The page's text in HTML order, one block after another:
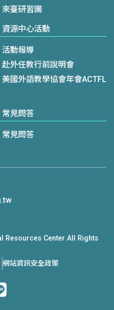
來臺研習團
資源中心活動
活動報導
赴外任教行前說明會
美國外語教學協會年會ACTFL
常見問答
常見問答
Resources Center All Rights
網站資訊安全政策